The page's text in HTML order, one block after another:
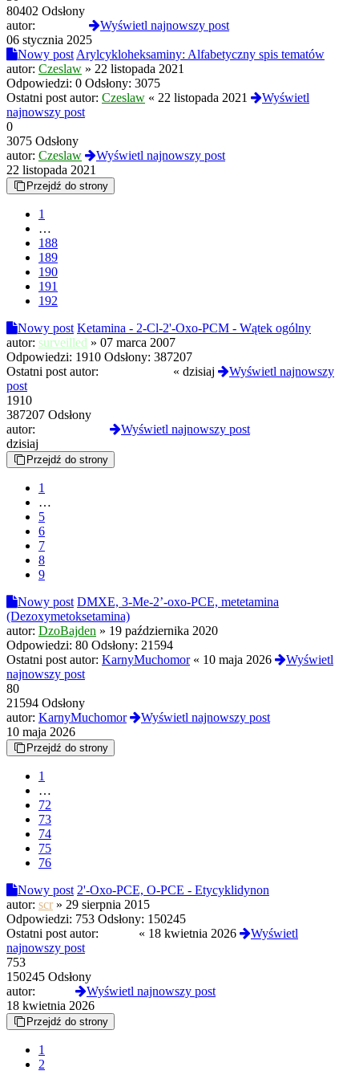
80402 Odsłony
autor:
Wyświetl najnowszy post
06 stycznia 2025
Nowy post Arylcykloheksaminy: Alfabetyczny spis tematów
autor: Czeslaw » 22 listopada 2021
Odpowiedzi: 0 Odsłony: 3075
Ostatni post autor: Czeslaw « 22 listopada 2021
Wyświetl
najnowszy post
0
3075 Odsłony
autor: Czeslaw
Wyświetl najnowszy post
22 listopada 2021
Przejdź do strony
1
…
188
189
190
191
192
Nowy post Ketamina - 2-Cl-2'-Oxo-PCM - Wątek ogólny
autor: surveilled » 07 marca 2007
Odpowiedzi: 1910 Odsłony: 387207
Ostatni post autor:
« dzisiaj
Wyświetl najnowszy
post
1910
387207 Odsłony
autor:
Wyświetl najnowszy post
dzisiaj
Przejdź do strony
1
…
5
6
7
8
9
Nowy post DMXE, 3-Me-2’-oxo-PCE, metetamina
(Dezoxymetoksetamina)
autor: DzoBajden » 19 października 2020
Odpowiedzi: 80 Odsłony: 21594
Ostatni post autor: KarnyMuchomor« 10 maja 2026
Wyświetl
najnowszy post
80
21594 Odsłony
autor: KarnyMuchomor
Wyświetl najnowszy post
10 maja 2026
Przejdź do strony
1
…
72
73
74
75
76
Nowy post 2'-Oxo-PCE, O-PCE - Etycyklidynon
autor: scr » 29 sierpnia 2015
Odpowiedzi: 753 Odsłony: 150245
Ostatni post autor:
« 18 kwietnia 2026
Wyświetl
najnowszy post
753
150245 Odsłony
autor:
Wyświetl najnowszy post
18 kwietnia 2026
Przejdź do strony
1
2